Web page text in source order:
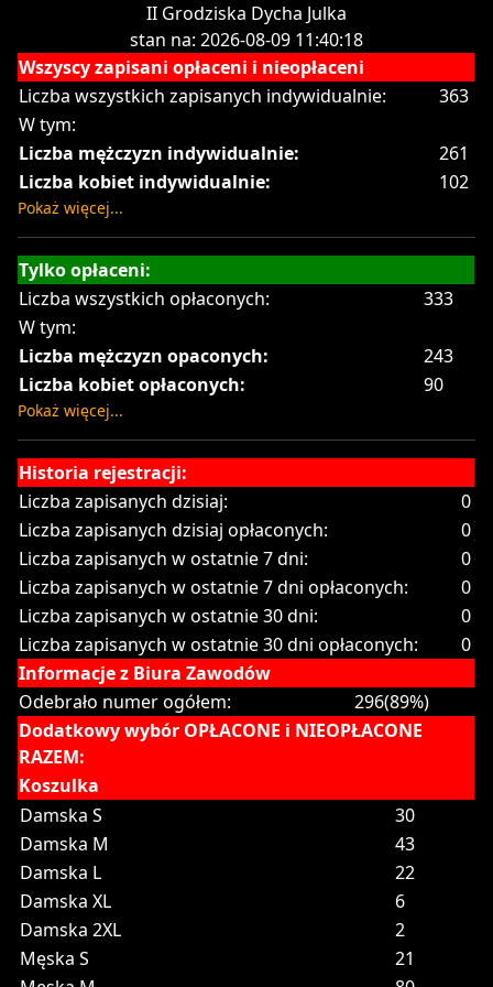
II Grodziska Dycha Julka
stan na: 2026-08-09 11:40:18
Wszyscy zapisani opłaceni i nieopłaceni
Liczba wszystkich zapisanych indywidualnie:
363
W tym:
Liczba mężczyzn indywidualnie:
261
Liczba kobiet indywidualnie:
102
Pokaż więcej...
Tylko opłaceni:
Liczba wszystkich opłaconych:
333
W tym:
Liczba mężczyzn opaconych:
243
Liczba kobiet opłaconych:
90
Pokaż więcej...
Historia rejestracji:
Liczba zapisanych dzisiaj:
0
Liczba zapisanych dzisiaj opłaconych:
0
Liczba zapisanych w ostatnie 7 dni:
0
Liczba zapisanych w ostatnie 7 dni opłaconych:
0
Liczba zapisanych w ostatnie 30 dni:
0
Liczba zapisanych w ostatnie 30 dni opłaconych:
0
Informacje z Biura Zawodów
Odebrało numer ogółem:
296(89%)
Dodatkowy wybór OPŁACONE i NIEOPŁACONE
RAZEM:
Koszulka
Damska S
30
Damska M
43
Damska L
22
Damska XL
6
Damska 2XL
2
Męska S
21